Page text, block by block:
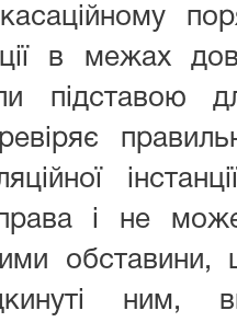
в межах
підставою
і не
обставини,
ним,